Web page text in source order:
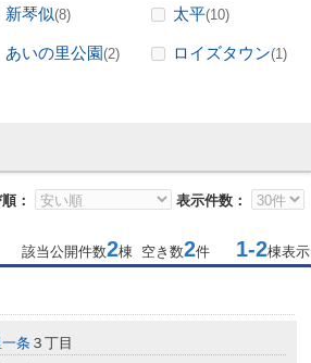
新琴似(8) 太平(10)
あいの里公園(2) ロイズタウン(1)
： 表示件数：
該当公開件数2棟 空き数2件 1-2棟表示
条 ３丁目